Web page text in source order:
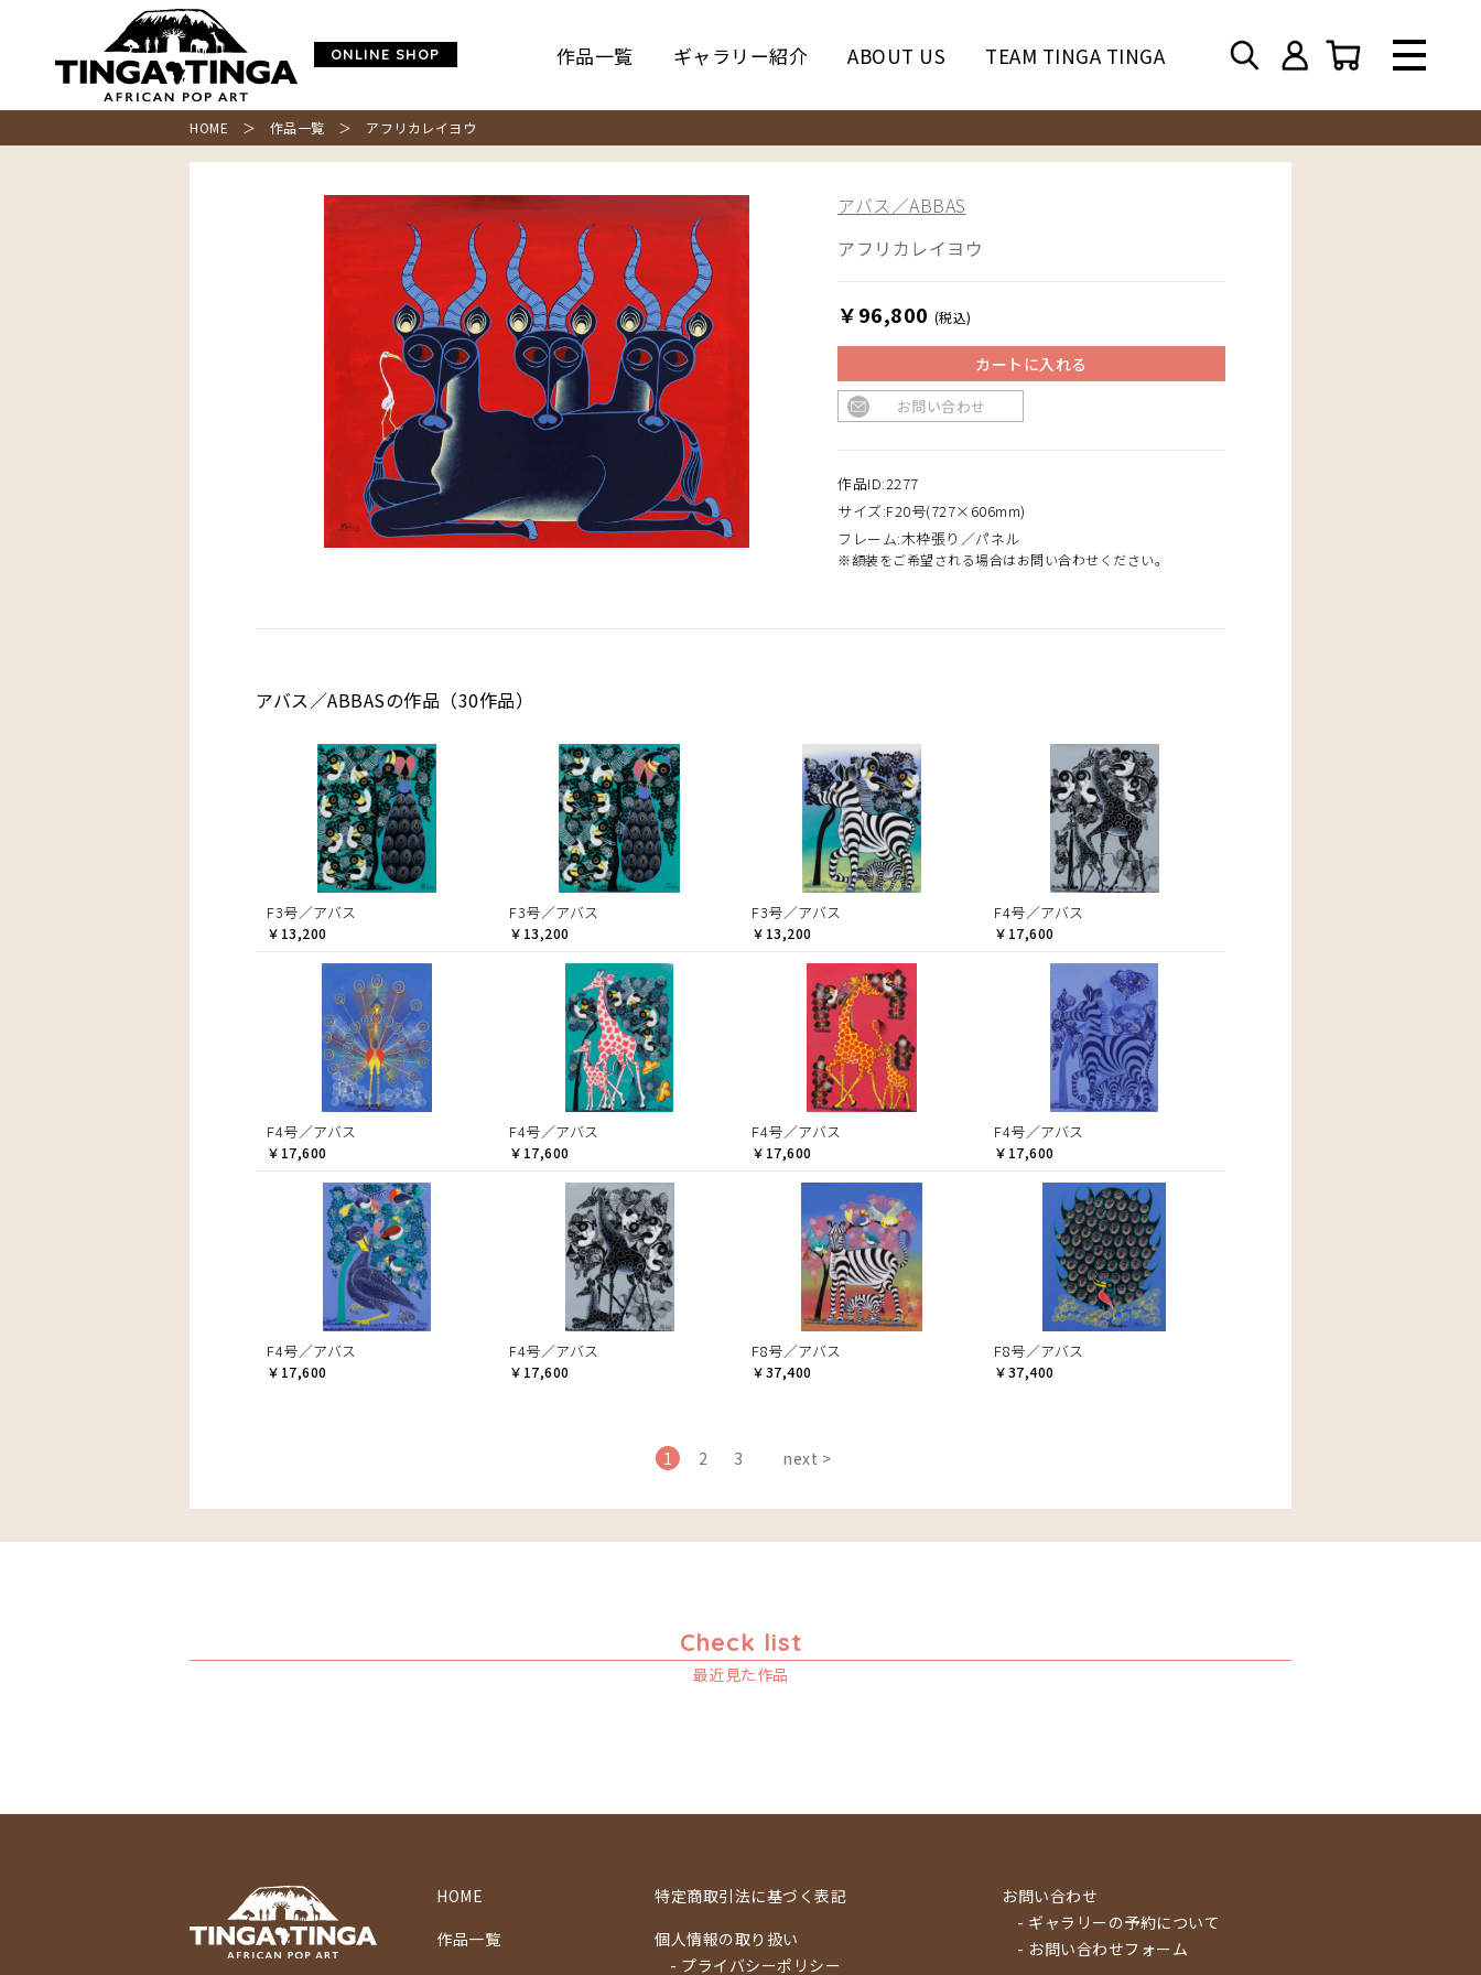
ONLINE SHOP 作品一覧 ギャラリー紹介 ABOUT US TEAM TINGA TINGA
HOME ＞ 作品一覧 ＞ アフリカレイヨウ
アバス／ABBAS
アフリカレイヨウ
￥96,800 (税込)
カートに入れる
お問い合わせ
作品ID:2277
サイズ:F20号(727×606mm)
フレーム:木枠張り／パネル
※額装をご希望される場合はお問い合わせください。
アバス／ABBASの作品（30作品）
F3号／アバス
￥13,200
F3号／アバス
￥13,200
F3号／アバス
￥13,200
F4号／アバス
￥17,600
F4号／アバス
￥17,600
F4号／アバス
￥17,600
F4号／アバス
￥17,600
F4号／アバス
￥17,600
F4号／アバス
￥17,600
F4号／アバス
￥17,600
F8号／アバス
￥37,400
F8号／アバス
￥37,400
1 2 3 next >
Check list
最近見た作品
HOME
作品一覧
特定商取引法に基づく表記
個人情報の取り扱い
- プライバシーポリシー
お問い合わせ
- ギャラリーの予約について
- お問い合わせフォーム